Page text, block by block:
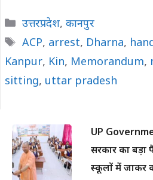
Categories
उत्तरप्रदेश, कानपुर
Tags
ACP, arrest, Dharna,
Kanpur, Kin, Memorandum,
sitting, uttar pradesh
UP
सरकार का
स्कूलों में जाकर